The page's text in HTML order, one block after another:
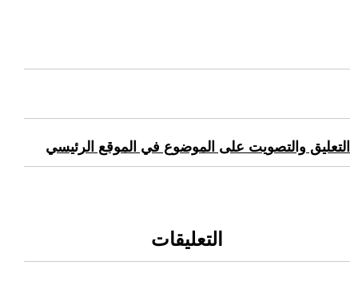
التعليق والتصويت على الموضوع في الموقع الرئيسي
التعليقات